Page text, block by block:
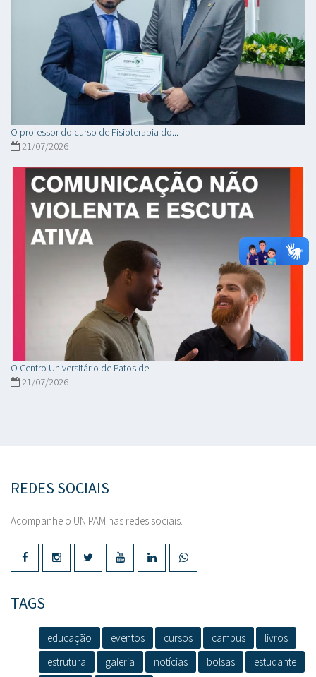
O professor do curso de Fisioterapia do...
21/07/2026
O Centro Universitário de Patos de...
21/07/2026
REDES SOCIAIS
Acompanhe o UNIPAM nas redes sociais.
TAGS
educação eventos cursos campus
livros
estrutura
galeria notícias bolsas
estudante